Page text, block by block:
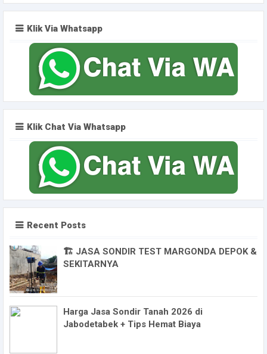
Klik Via Whatsapp
Klik Chat Via Whatsapp
Recent Posts
🏗️ JASA SONDIR TEST MARGONDA DEPOK &
SEKITARNYA
Harga Jasa Sondir Tanah 2026 di
Jabodetabek + Tips Hemat Biaya